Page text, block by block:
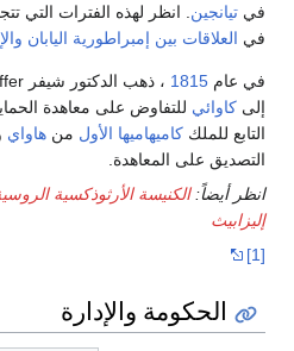
في تيانجين . انظر لهذه الفترات التي
في العلاقات بين إمبراطورية اليابان
في عام 1815
إلى كاوائي للتفاوض على معاهدة
التابع للملك كاميهاميها الأول من هاواي
التصديق على المعاهدة.
انظر أيضاً:الكنيسة الأرثوذكسية
إليزابيث
[1]
الحكومة والإدارة